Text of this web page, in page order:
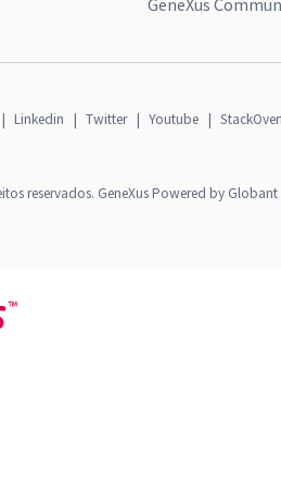
GeneXus
| Linkedin | Twitter | Youtube |
reservados. GeneXus Powered by Globant